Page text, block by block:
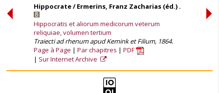
Hippocrate / Ermerins, Franz Zacharias (éd.) .
Hippocratis et aliorum medicorum veterum
reliquiae, volumen tertium
Traiecti ad rhenum apud Kemink et Filium, 1864.
Page à Page
Par chapitres
PDF
Sur Internet Archive